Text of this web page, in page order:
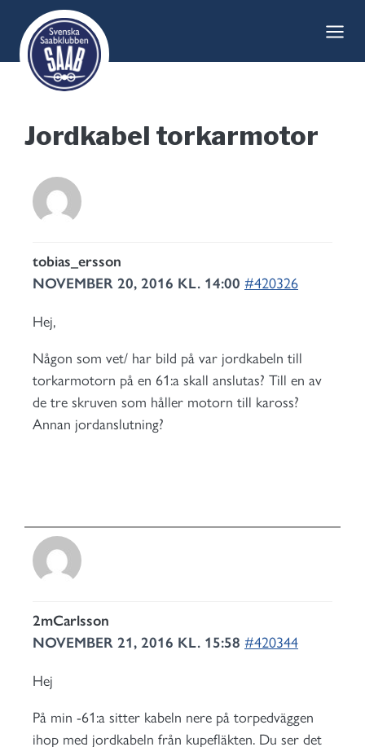
content
Jordkabel torkarmotor
tobias_ersson
NOVEMBER 20, 2016 KL. 14:00 #420326
Hej,
Någon som vet/ har bild på var jordkabeln till
torkarmotorn på en 61:a skall anslutas? Till en av
de tre skruven som håller motorn till kaross?
Annan jordanslutning?
2mCarlsson
NOVEMBER 21, 2016 KL. 15:58 #420344
Hej
På min -61:a sitter kabeln nere på torpedväggen
ihop med jordkabeln från kupefläkten. Du ser det